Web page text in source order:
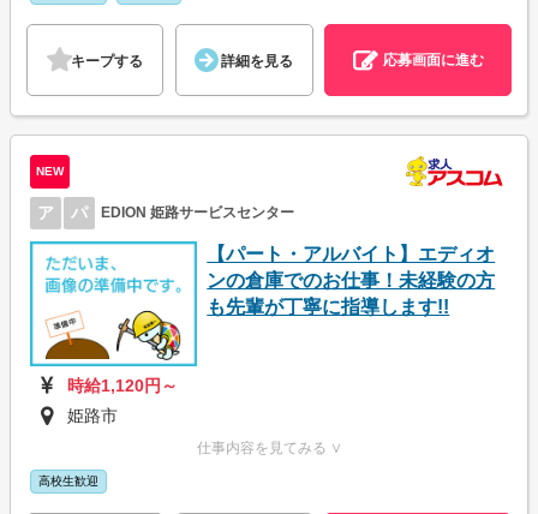
キープする 詳細を見る 応募画面に進む
NEW
ア パ EDION 姫路サービスセンター
【パート・アルバイト】エディオ
ンの倉庫でのお仕事！未経験の方
も先輩が丁寧に指導します!!
時給1,120円～
姫路市
仕事内容を見てみる ∨
高校生歓迎